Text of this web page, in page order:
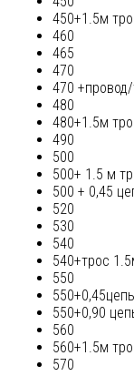
450+1.5м
460
465
470
470
480
480+1.5м
490
500
500+ 1.5 м
500 + 0,45
520
530
540
540+трос
550
550+0,45цепь
550+0,90
560
560+1.5м
570